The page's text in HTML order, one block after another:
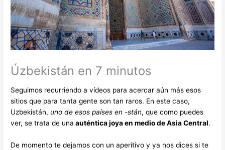
Úzbekistán en 7 minutos
Seguimos recurriendo a vídeos para acercar aún más esos
sitios que para tanta gente son tan raros. En este caso,
Uzbekistán,uno de esos países en -stán, que como puedes
ver, se trata de una auténtica joya en medio de Asia Central.
De momento te dejamos con un aperitivo y ya nos dices si te